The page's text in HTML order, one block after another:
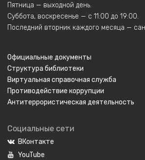
Пятница — выходной день.
Суббота, воскресенье — с 11:00 до 19:00.
Последний вторник каждого месяца —
Официальные документы
Структура библиотеки
Виртуальная справочная служба
Противодействие коррупции
Антитеррористическая деятельность
Социальные сети
ВКонтакте
YouTube